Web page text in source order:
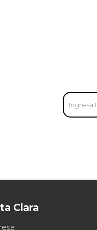
Clara